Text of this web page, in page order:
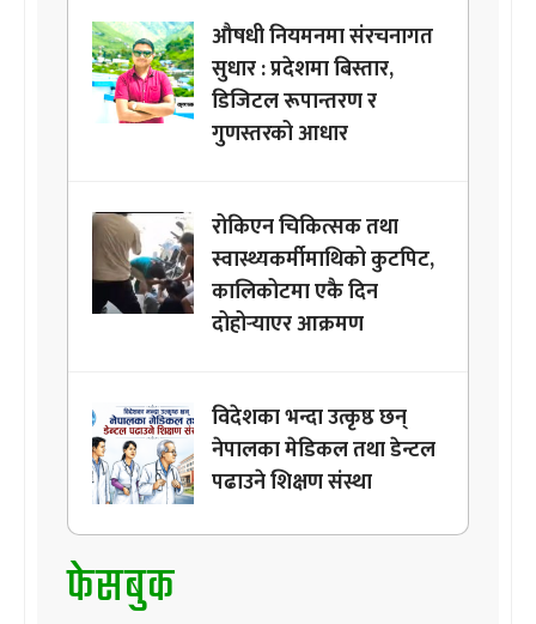
औषधी नियमनमा संरचनागत
सुधार : प्रदेशमा बिस्तार,
डिजिटल रूपान्तरण र
गुणस्तरको आधार
रोकिएन चिकित्सक तथा
स्वास्थ्यकर्मीमाथिको कुटपिट,
कालिकोटमा एकै दिन
दोहोर्‍याएर आक्रमण
विदेशका भन्दा उत्कृष्ठ छन्
नेपालका मेडिकल तथा डेन्टल
पढाउने शिक्षण संस्था
फेसबुक